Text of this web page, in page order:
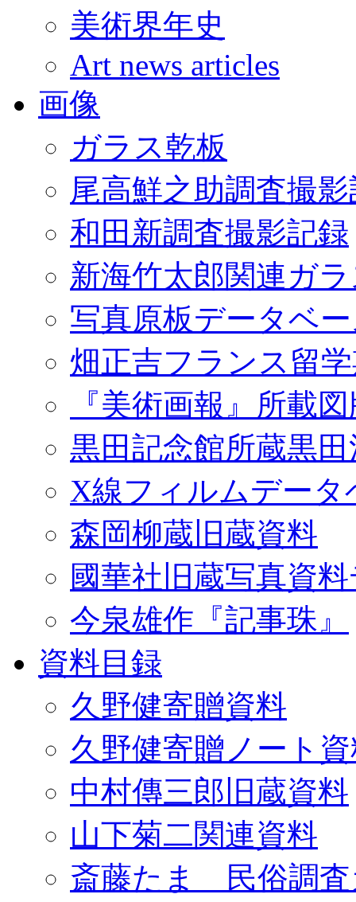
美術界年史
Art news articles
画像
ガラス乾板
尾高鮮之助調査撮
和田新調査撮影記録
新海竹太郎関連ガ
写真原板データベ
畑正吉フランス留
『美術画報』所載
黒田記念館所蔵黒
X線フィルムデータ
森岡柳蔵旧蔵資料
國華社旧蔵写真資
今泉雄作『記事珠』
資料目録
久野健寄贈資料
久野健寄贈ノート
中村傳三郎旧蔵資料
山下菊二関連資料
斎藤たま 民俗調査